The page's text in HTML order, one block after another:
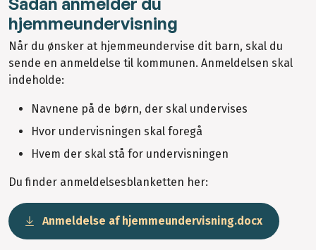
hjemmeundervisning
Når du ønsker at hjemmeundervise dit barn, skal du
sende en anmeldelse til kommunen. Anmeldelsen skal
indeholde:
Navnene på de børn, der skal undervises
Hvor undervisningen skal foregå
Hvem der skal stå for undervisningen
Du finder anmeldelsesblanketten her:
Anmeldelse af hjemmeundervisning.docx